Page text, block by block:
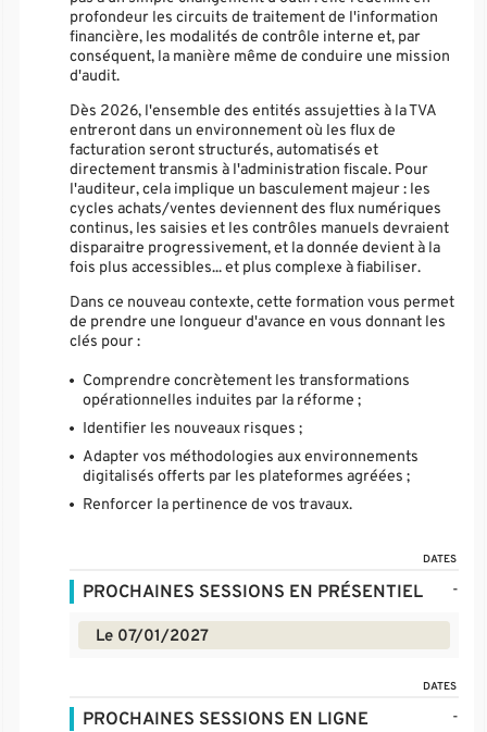
profondeur les circuits de traitement de l'information
financière, les modalités de contrôle interne et, par
conséquent, la manière même de conduire une mission
d'audit.
Dès 2026, l'ensemble des entités assujetties à la TVA
entreront dans un environnement où les flux de
facturation seront structurés, automatisés et
directement transmis à l'administration fiscale. Pour
l'auditeur, cela implique un basculement majeur : les
cycles achats/ventes deviennent des flux numériques
continus, les saisies et les contrôles manuels devraient
disparaitre progressivement, et la donnée devient à la
fois plus accessibles... et plus complexe à fiabiliser.
Dans ce nouveau contexte, cette formation vous permet
de prendre une longueur d'avance en vous donnant les
clés pour :
Comprendre concrètement les transformations
opérationnelles induites par la réforme ;
Identifier les nouveaux risques ;
Adapter vos méthodologies aux environnements
digitalisés offerts par les plateformes agréées ;
Renforcer la pertinence de vos travaux.
DATES
PROCHAINES SESSIONS EN PRÉSENTIEL -
Le 07/01/2027
DATES
PROCHAINES SESSIONS EN LIGNE -